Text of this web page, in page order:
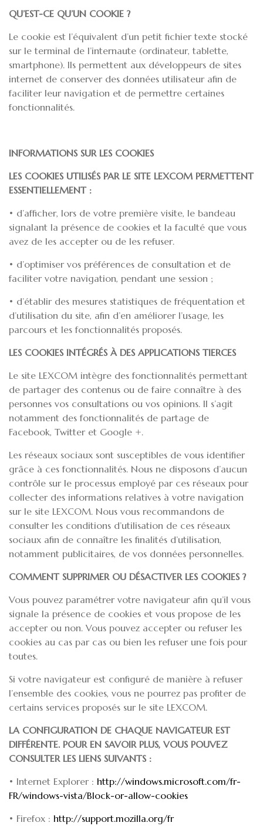
QU’EST-CE QU’UN COOKIE ?
Le cookie est l’équivalent d’un petit fichier texte stocké
sur le terminal de l’internaute (ordinateur, tablette,
smartphone). Ils permettent aux développeurs de sites
internet de conserver des données utilisateur afin de
faciliter leur navigation et de permettre certaines
fonctionnalités.
INFORMATIONS SUR LES COOKIES
LES COOKIES UTILISÉS PAR LE SITE LEXCOM PERMETTENT
ESSENTIELLEMENT :
• d’afficher, lors de votre première visite, le bandeau
signalant la présence de cookies et la faculté que vous
avez de les accepter ou de les refuser.
• d’optimiser vos préférences de consultation et de
faciliter votre navigation, pendant une session ;
• d’établir des mesures statistiques de fréquentation et
d’utilisation du site, afin d’en améliorer l’usage, les
parcours et les fonctionnalités proposés.
LES COOKIES INTÉGRÉS À DES APPLICATIONS TIERCES
Le site LEXCOM intègre des fonctionnalités permettant
de partager des contenus ou de faire connaître à des
personnes vos consultations ou vos opinions. Il s’agit
notamment des fonctionnalités de partage de
Facebook, Twitter et Google +.
Les réseaux sociaux sont susceptibles de vous identifier
grâce à ces fonctionnalités. Nous ne disposons d’aucun
contrôle sur le processus employé par ces réseaux pour
collecter des informations relatives à votre navigation
sur le site LEXCOM. Nous vous recommandons de
consulter les conditions d’utilisation de ces réseaux
sociaux afin de connaître les finalités d’utilisation,
notamment publicitaires, de vos données personnelles.
COMMENT SUPPRIMER OU DÉSACTIVER LES COOKIES ?
Vous pouvez paramétrer votre navigateur afin qu’il vous
signale la présence de cookies et vous propose de les
accepter ou non. Vous pouvez accepter ou refuser les
cookies au cas par cas ou bien les refuser une fois pour
toutes.
Si votre navigateur est configuré de manière à refuser
l’ensemble des cookies, vous ne pourrez pas profiter de
certains services proposés sur le site LEXCOM.
LA CONFIGURATION DE CHAQUE NAVIGATEUR EST
DIFFÉRENTE. POUR EN SAVOIR PLUS, VOUS POUVEZ
CONSULTER LES LIENS SUIVANTS :
• Internet Explorer : http://windows.microsoft.com/fr-
FR/windows-vista/Block-or-allow-cookies
• Firefox : http://support.mozilla.org/fr